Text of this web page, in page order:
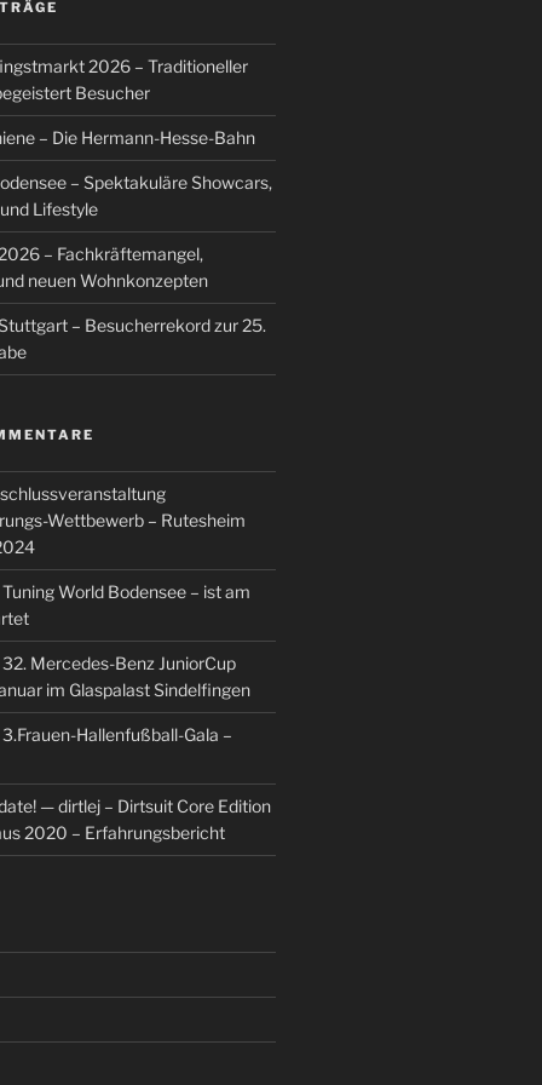
2026 – Traditioneller
Besucher
– Die Hermann-Hesse-Bahn
– Spektakuläre Showcars,
Lifestyle
– Fachkräftemangel,
neuen Wohnkonzepten
– Besucherrekord zur 25.
Wettbewerb – Rutesheim
Tuning World Bodensee – ist am
32. Mercedes-Benz JuniorCup
im Glaspalast Sindelfingen
3.Frauen-Hallenfußball-Gala –
— dirtlej – Dirtsuit Core Edition
2020 – Erfahrungsbericht